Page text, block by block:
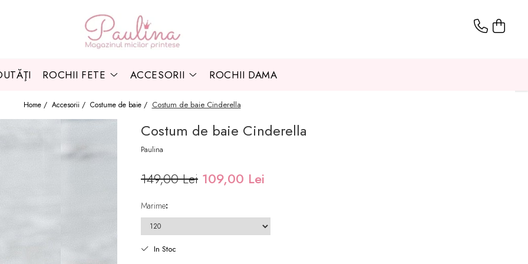
ROCHII FETE ACCESORII ROCHII DAMA
Home / Accesorii / Costume de baie / Costum de baie Cinderella
Costum de baie Cinderella
Paulina
149,00 Lei 109,00 Lei
Marime:
In Stoc